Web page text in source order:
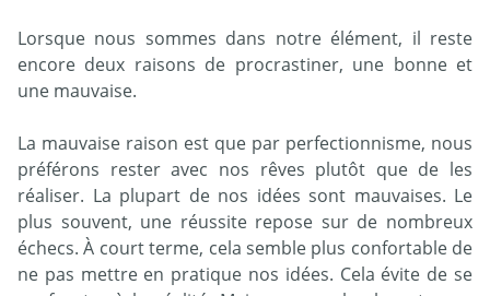
Lorsque nous sommes dans notre élément, il reste
encore deux raisons de procrastiner, une bonne et
une mauvaise.
La mauvaise raison est que par perfectionnisme, nous
préférons rester avec nos rêves plutôt que de les
réaliser. La plupart de nos idées sont mauvaises. Le
plus souvent, une réussite repose sur de nombreux
échecs. À court terme, cela semble plus confortable de
ne pas mettre en pratique nos idées. Cela évite de se